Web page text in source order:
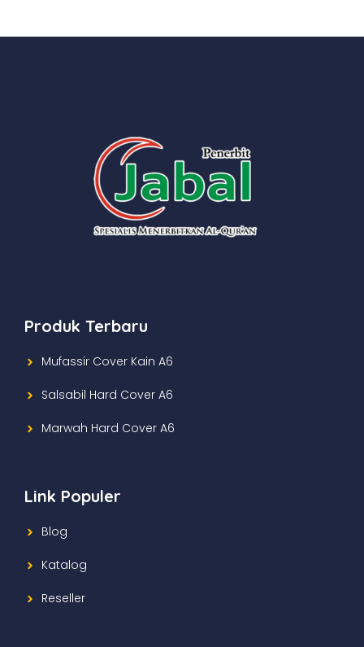
Produk Terbaru
Mufassir Cover Kain A6
Salsabil Hard Cover A6
Marwah Hard Cover A6
Link Populer
Blog
Katalog
Reseller